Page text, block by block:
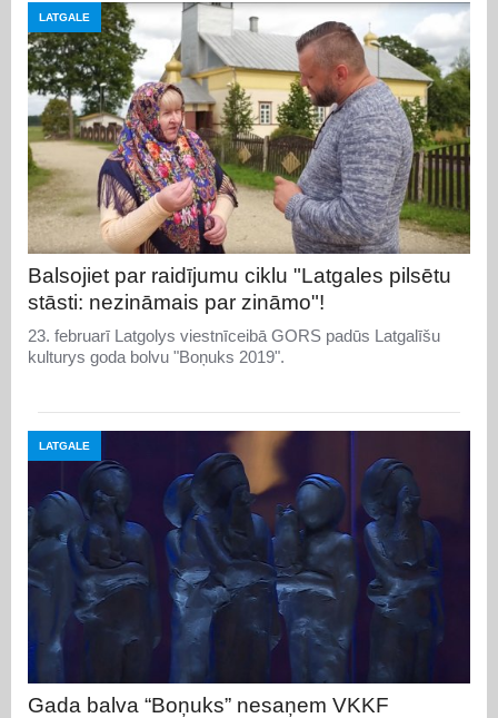
LATGALE
Balsojiet par raidījumu ciklu "Latgales pilsētu
stāsti: nezināmais par zināmo"!
23. februarī Latgolys viestnīceibā GORS padūs Latgalīšu
kulturys goda bolvu "Boņuks 2019".
LATGALE
Gada balva “Boņuks” nesaņem VKKF